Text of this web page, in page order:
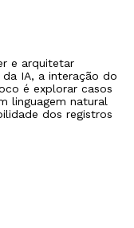
e arquitetar
IA, a interação do
é explorar casos
linguagem natural
dos registros